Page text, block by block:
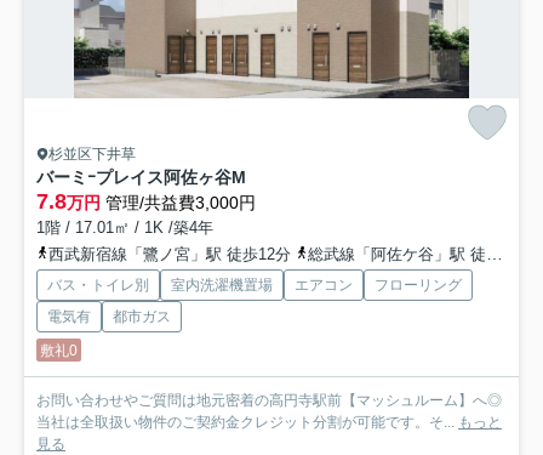
杉並区下井草
バーミｰプレイス阿佐ヶ谷M
7.8万円 管理/共益費3,000円
1階 / 17.01㎡ / 1K /築4年
西武新宿線「鷺ノ宮」駅 徒歩12分
総武線「阿佐ケ谷」駅 徒歩17分
バス・トイレ別 室内洗濯機置場 エアコン
フローリング
電気有
都市ガス
敷礼0
お問い合わせやご質問は地元密着の高円寺駅前【マッシュルーム】へ◎
当社は全取扱い物件のご契約金クレジット分割が可能です。そ... もっと
見る